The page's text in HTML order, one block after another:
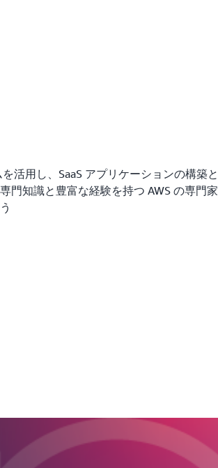
活用し、SaaS アプリケーションの構築と
門知識と豊富な経験を持つ AWS の専門家